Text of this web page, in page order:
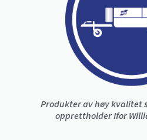
Produkter av høy kvalitet
opprettholder Ifor